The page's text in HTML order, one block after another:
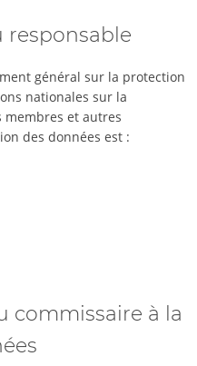
responsable
général sur la protection
nationales sur la
membres et autres
des données est :
commissaire à la